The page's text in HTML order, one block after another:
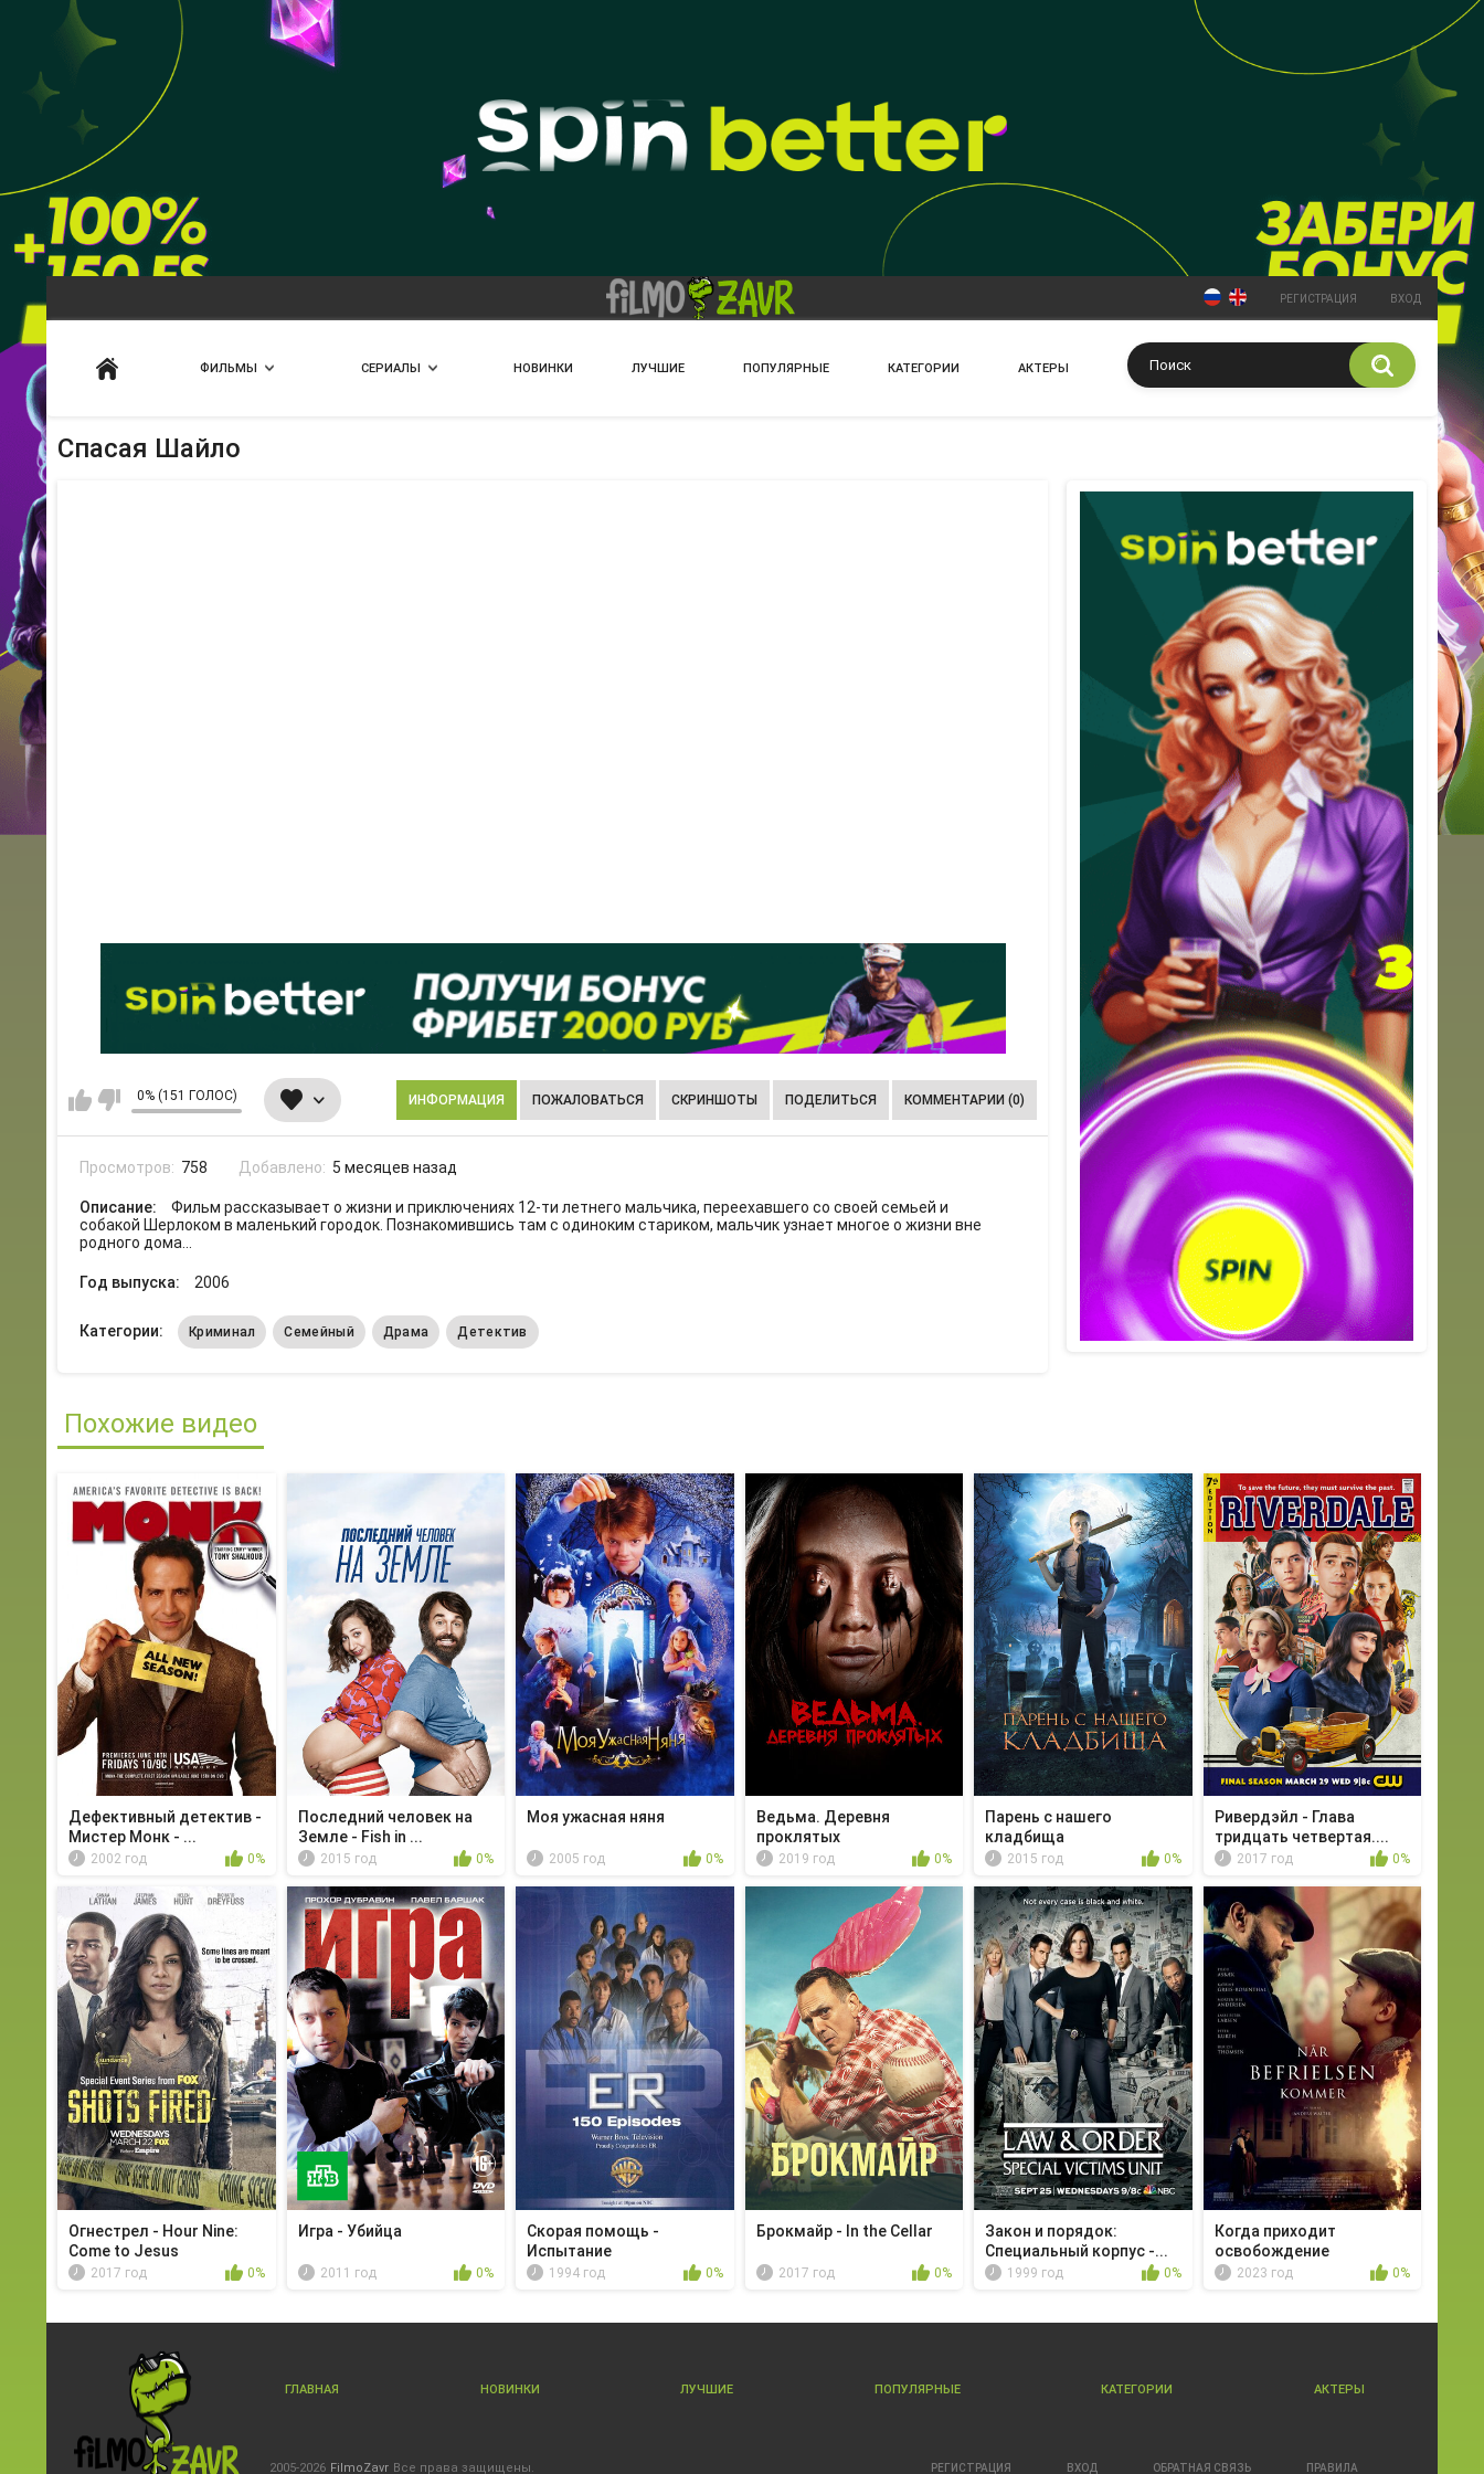
РЕГИСТРАЦИЯ ВХОД
ФИЛЬМЫ СЕРИАЛЫ НОВИНКИ ЛУЧШИЕ ПОПУЛЯРНЫЕ КАТЕГОРИИ АКТЕРЫ
Спасая Шайло
0% (151 ГОЛОС) ИНФОРМАЦИЯ ПОЖАЛОВАТЬСЯ СКРИНШОТЫ ПОДЕЛИТЬСЯ КОММЕНТАРИИ (0)
Просмотров: 758 Добавлено: 5 месяцев назад
Описание:
Фильм рассказывает о жизни и приключениях 12-ти летнего мальчика, переехавшего со своей семьей и
собакой Шерлоком в маленький городок. Познакомившись там с одиноким стариком, мальчик узнает многое о жизни вне
родного дома...
Год выпуска: 2006
Категории: Криминал Семейный Драма Детектив
Похожие видео
Дефективный детектив -
Мистер Монк - ...
2002 год 0%
Последний человек на
Земле - Fish in ...
2015 год 0%
Моя ужасная няня
2005 год 0%
Ведьма. Деревня
проклятых
2019 год 0%
Парень с нашего
кладбища
2015 год 0%
Ривердэйл - Глава
тридцать четвертая....
2017 год 0%
Огнестрел - Hour Nine:
Come to Jesus
2017 год 0%
Игра - Убийца
2011 год 0%
Скорая помощь -
Испытание
1994 год 0%
Брокмайр - In the Cellar
2017 год 0%
Закон и порядок:
Специальный корпус -...
1999 год 0%
Когда приходит
освобождение
2023 год 0%
ГЛАВНАЯ НОВИНКИ ЛУЧШИЕ ПОПУЛЯРНЫЕ КАТЕГОРИИ АКТЕРЫ
2005-2026 FilmoZavr Все права защищены. РЕГИСТРАЦИЯ ВХОД ОБРАТНАЯ СВЯЗЬ ПРАВИЛА